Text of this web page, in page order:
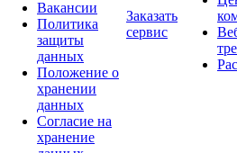
Вакансии
Политика
защиты
данных
Положение о
хранении
данных
Согласие на
хранение
Заказать
сервис